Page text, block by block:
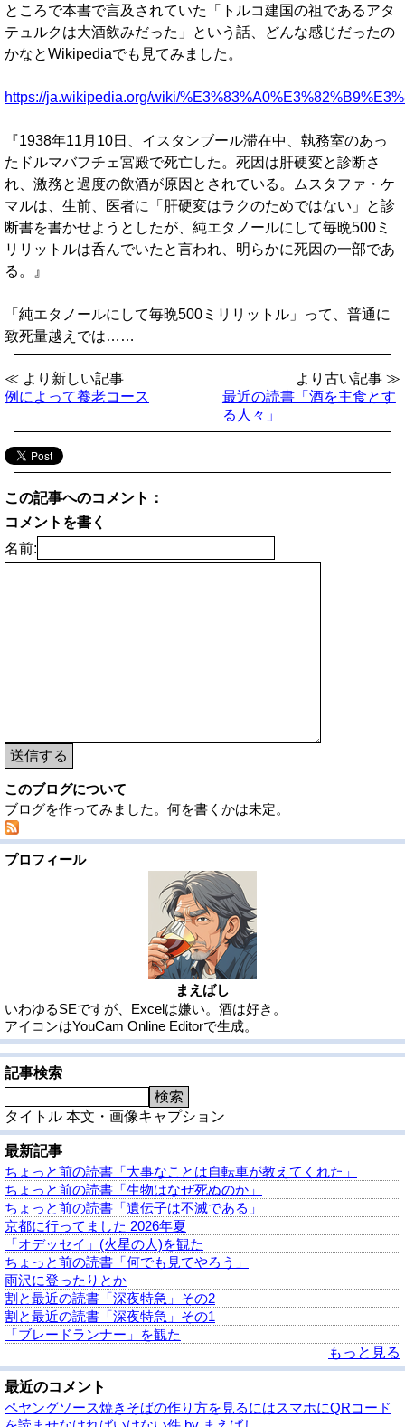
ところで本書で言及されていた「トルコ建国の祖であるアタ
テュルクは大酒飲みだった」という話、どんな感じだったの
かなとWikipediaでも見てみました。
https://ja.wikipedia.org/wiki/
『1938年11月10日、イスタンブール滞在中、執務室のあっ
たドルマバフチェ宮殿で死亡した。死因は肝硬変と診断さ
れ、激務と過度の飲酒が原因とされている。ムスタファ・ケ
マルは、生前、医者に「肝硬変はラクのためではない」と診
断書を書かせようとしたが、純エタノールにして毎晩500ミ
リリットルは呑んでいたと言われ、明らかに死因の一部であ
る。』
「純エタノールにして毎晩500ミリリットル」って、普通に
致死量越えでは……
≪ より新しい記事
例によって養老コース
より古い記事 ≫
最近の読書「酒を主食とす
る人々」
この記事へのコメント：
コメントを書く
名前:
送信する
このブログについて
ブログを作ってみました。何を書くかは未定。
プロフィール
まえばし
いわゆるSEですが、Excelは嫌い。酒は好き。
アイコンはYouCam Online Editorで生成。
記事検索
検索
タイトル 本文・画像キャプション
最新記事
ちょっと前の読書「大事なことは自転車が教えてくれた」
ちょっと前の読書「生物はなぜ死ぬのか」
ちょっと前の読書「遺伝子は不滅である」
京都に行ってました 2026年夏
「オデッセイ」(火星の人)を観た
ちょっと前の読書「何でも見てやろう」
雨沢に登ったりとか
割と最近の読書「深夜特急」その2
割と最近の読書「深夜特急」その1
「ブレードランナー」を観た
もっと見る
最近のコメント
ペヤングソース焼きそばの作り方を見るにはスマホにQRコード